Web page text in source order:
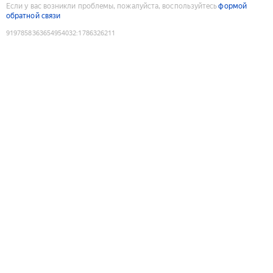
Если у вас возникли проблемы, пожалуйста, воспользуйтесьформой
обратной связи
9197858363654954032:1786326211